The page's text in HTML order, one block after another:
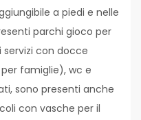
a piedi e nelle
parchi gioco per
con docce
famiglie), wc e
sono presenti anche
con vasche per il